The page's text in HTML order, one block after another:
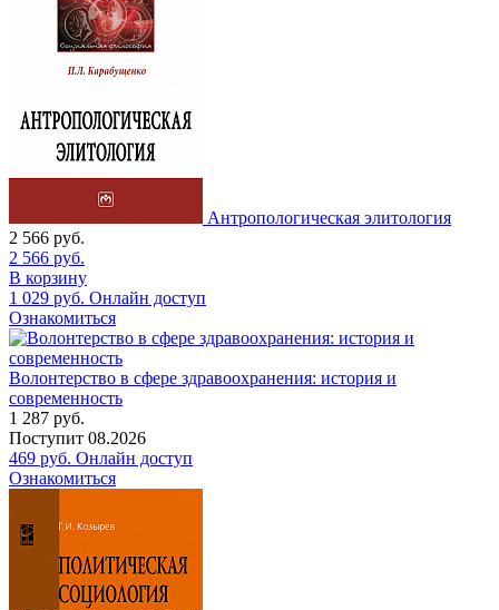
Антропологическая элитология
2 566 руб.
2 566 руб.
В корзину
1 029 руб. Онлайн доступ
Ознакомиться
Волонтерство в сфере здравоохранения: история и
современность
1 287 руб.
Поступит 08.2026
469 руб. Онлайн доступ
Ознакомиться